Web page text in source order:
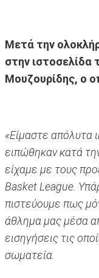
Μετά την
στην
Μουζουρίδης, ο
«Είμαστε απόλυτα
ειπώθηκαν κατά
είχαμε με τους
Basket League.
πιστεύουμε πως
άθλημα μας μέσα
εισηγήσεις τις
σωματεία.